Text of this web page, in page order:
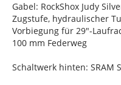
Gabel: RockShox Judy
Zugstufe, hydraulischer
Vorbiegung für 29"-
100 mm Federweg
Schaltwerk hinten: SRAM